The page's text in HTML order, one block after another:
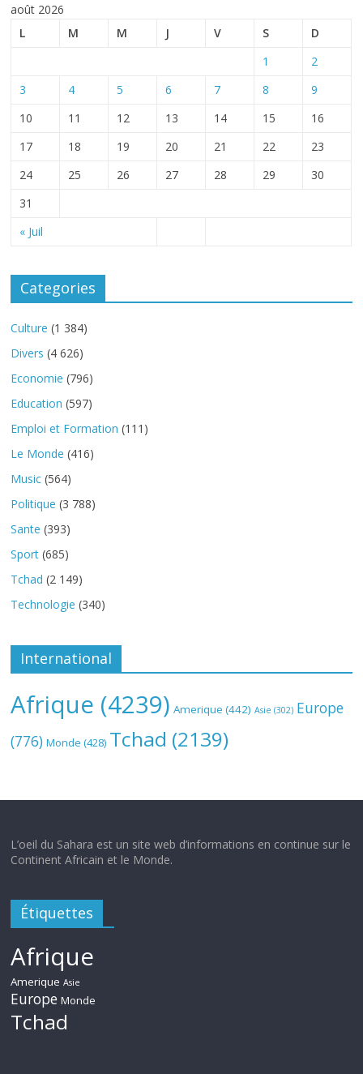
août 2026
L
M M J V S D
« Juil
1
2
3
4 5 6 7 8
9
10
11 12 13 14 15
16
17
18 19 20 21 22
23
24
25 26 27 28 29
30
31
Categories
Culture (1 384)
Divers (4 626)
Economie (796)
Education (597)
Emploi et Formation (111)
Le Monde (416)
Music (564)
Politique (3 788)
Sante (393)
Sport (685)
Tchad (2 149)
Technologie (340)
International
Afrique (4239) Amerique (442) Asie (302) Europe
(776) Monde (428) Tchad (2139)
L’oeil du Sahara est un site web d’informations en continue sur le
Continent Africain et le Monde.
Étiquettes
Afrique
Amerique Asie
Europe Monde
Tchad